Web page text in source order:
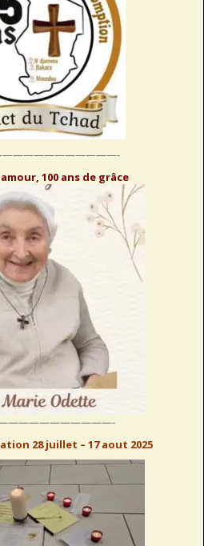
100 ans de grâce
28 juillet – 17 aout 2025